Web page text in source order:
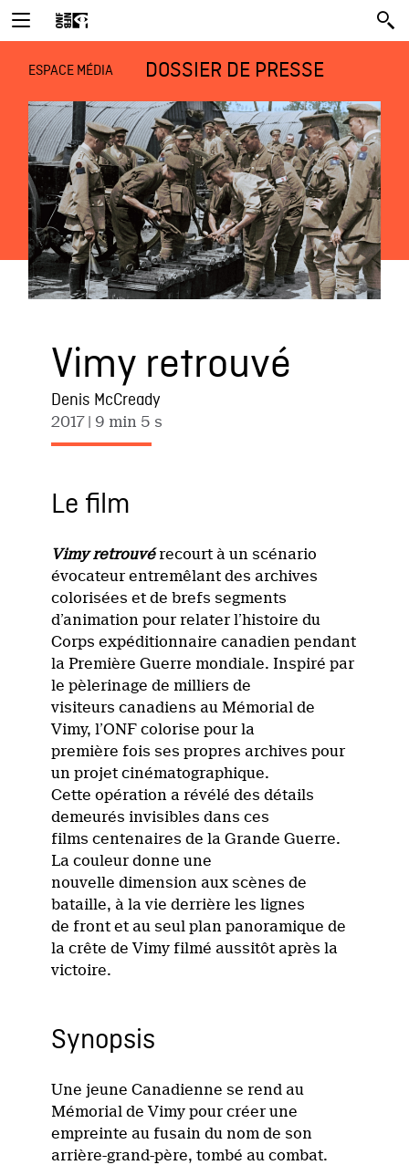
ESPACE MÉDIA DOSSIER DE PRESSE
Vimy retrouvé
Denis McCready
2017 | 9 min 5 s
Le film
Vimy retrouvérecourt à un scénario
évocateur entremêlant des archives
colorisées et de brefs segments
d’animation pour relater l’histoire du
Corps expéditionnaire canadien pendant
la Première Guerre mondiale. Inspiré par
le pèlerinage de milliers de
visiteurs canadiens au Mémorial de
Vimy, l’ONF colorise pour la
première fois ses propres archives pour
un projet cinématographique.
Cette opération a révélé des détails
demeurés invisibles dans ces
films centenaires de la Grande Guerre.
La couleur donne une
nouvelle dimension aux scènes de
bataille, à la vie derrière les lignes
de front et au seul plan panoramique de
la crête de Vimy filmé aussitôt après la
victoire.
Synopsis
Une jeune Canadienne se rend au
Mémorial de Vimy pour créer une
empreinte au fusain du nom de son
arrière-grand-père, tombé au combat.